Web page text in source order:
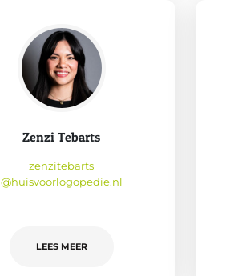
Zenzi Tebarts
zenzitebarts
@huisvoorlogopedie.nl
LEES MEER